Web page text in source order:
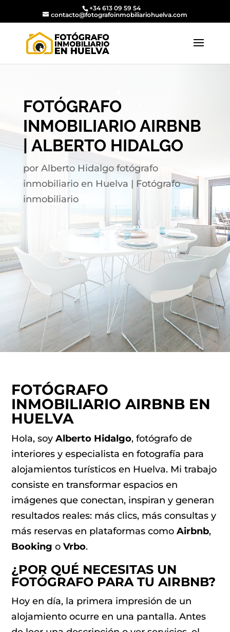
+34 613 09 59 54
contacto@fotografoinmobiliariohuelva.com
FOTÓGRAFO
INMOBILIARIO AIRBNB
| ALBERTO HIDALGO
por Alberto Hidalgo fotógrafo
inmobiliario en Huelva | Fotógrafo
inmobiliario
FOTÓGRAFO
INMOBILIARIO AIRBNB EN
HUELVA
Hola, soyAlberto Hidalgo, fotógrafo de
interiores y especialista en fotografía para
alojamientos turísticos en Huelva. Mi trabajo
consiste en transformar espacios en
imágenes que conectan, inspiran y generan
resultados reales: más clics, más consultas y
más reservas en plataformas comoAirbnb,
Booking oVrbo.
¿POR QUÉ NECESITAS UN
FOTÓGRAFO PARA TU AIRBNB?
Hoy en día, la primera impresión de un
alojamiento ocurre en una pantalla. Antes